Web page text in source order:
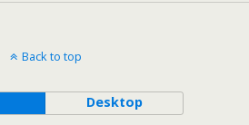
Back to top
Desktop